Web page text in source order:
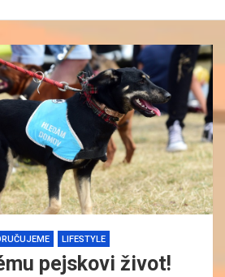
LIFESTYLE
pejskovi život!